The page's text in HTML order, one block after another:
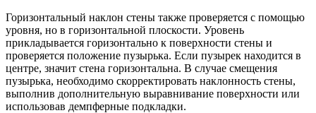
Горизонтальный наклон стены также проверяется с помощью
уровня, но в горизонтальной плоскости. Уровень
прикладывается горизонтально к поверхности стены и
проверяется положение пузырька. Если пузырек находится в
центре, значит стена горизонтальна. В случае смещения
пузырька, необходимо скорректировать наклонность стены,
выполнив дополнительную выравнивание поверхности или
использовав демпферные подкладки.